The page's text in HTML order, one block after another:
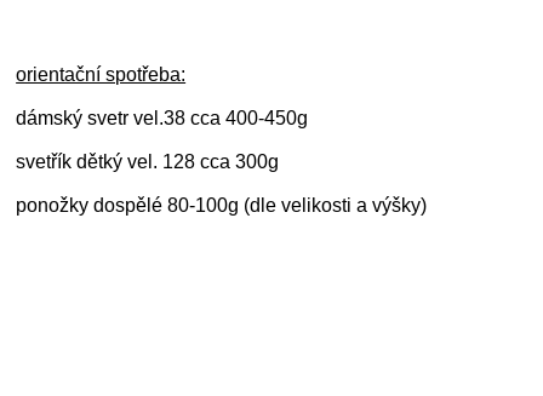
orientační spotřeba:
dámský svetr vel.38 cca 400-450g
svetřík dětký vel. 128 cca 300g
ponožky dospělé 80-100g (dle velikosti a výšky)